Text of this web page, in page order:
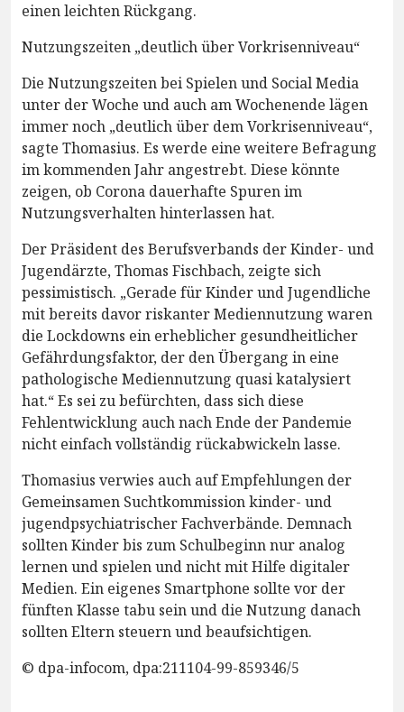
einen leichten Rückgang.
Nutzungszeiten „deutlich über Vorkrisenniveau“
Die Nutzungszeiten bei Spielen und Social Media
unter der Woche und auch am Wochenende lägen
immer noch „deutlich über dem Vorkrisenniveau“,
sagte Thomasius. Es werde eine weitere Befragung
im kommenden Jahr angestrebt. Diese könnte
zeigen, ob Corona dauerhafte Spuren im
Nutzungsverhalten hinterlassen hat.
Der Präsident des Berufsverbands der Kinder- und
Jugendärzte, Thomas Fischbach, zeigte sich
pessimistisch. „Gerade für Kinder und Jugendliche
mit bereits davor riskanter Mediennutzung waren
die Lockdowns ein erheblicher gesundheitlicher
Gefährdungsfaktor, der den Übergang in eine
pathologische Mediennutzung quasi katalysiert
hat.“ Es sei zu befürchten, dass sich diese
Fehlentwicklung auch nach Ende der Pandemie
nicht einfach vollständig rückabwickeln lasse.
Thomasius verwies auch auf Empfehlungen der
Gemeinsamen Suchtkommission kinder- und
jugendpsychiatrischer Fachverbände. Demnach
sollten Kinder bis zum Schulbeginn nur analog
lernen und spielen und nicht mit Hilfe digitaler
Medien. Ein eigenes Smartphone sollte vor der
fünften Klasse tabu sein und die Nutzung danach
sollten Eltern steuern und beaufsichtigen.
© dpa-infocom, dpa:211104-99-859346/5